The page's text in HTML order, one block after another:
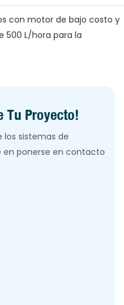
Tu Proyecto!
los sistemas de
ponerse en contacto